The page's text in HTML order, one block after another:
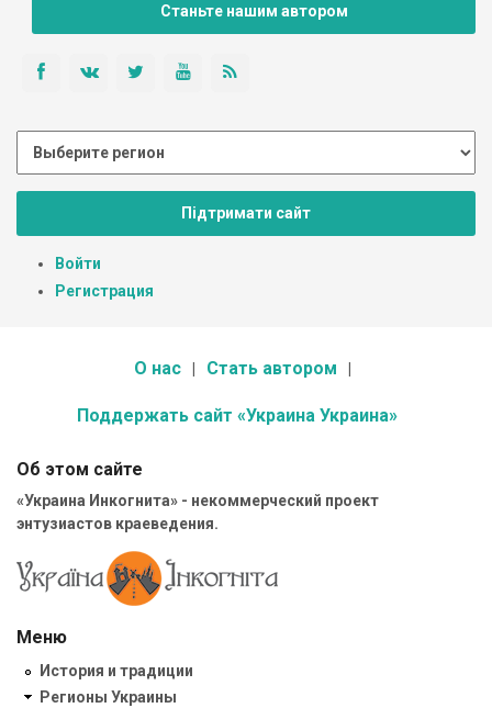
Станьте нашим автором
Підтримати сайт
Войти
Регистрация
О нас Стать автором
Поддержать сайт «Украина Украина»
Об этом сайте
«Украина Инкогнита» - некоммерческий проект
энтузиастов краеведения.
Меню
История и традиции
Регионы Украины